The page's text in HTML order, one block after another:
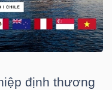
định thương